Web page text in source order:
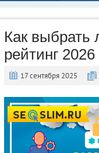
Как выбрать
рейтинг 2026
17 сентября 2025